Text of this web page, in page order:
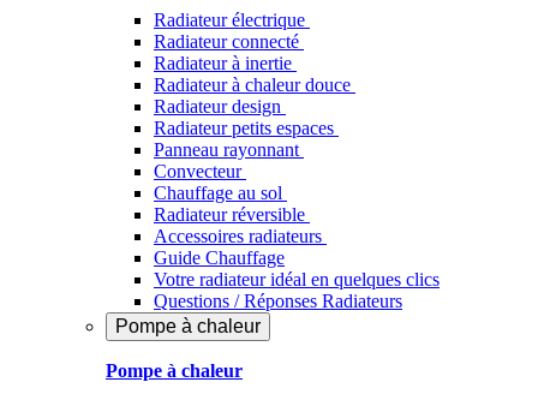
Radiateur électrique
Radiateur connecté
Radiateur à inertie
Radiateur à chaleur douce
Radiateur design
Radiateur petits espaces
Panneau rayonnant
Convecteur
Chauffage au sol
Radiateur réversible
Accessoires radiateurs
Guide Chauffage
Votre radiateur idéal en quelques clics
Questions / Réponses Radiateurs
Pompe à chaleur
Pompe à chaleur